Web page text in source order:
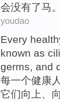
会没有了马。
youdao
Every
known as
germs, and
每一个健康人
它们向上、